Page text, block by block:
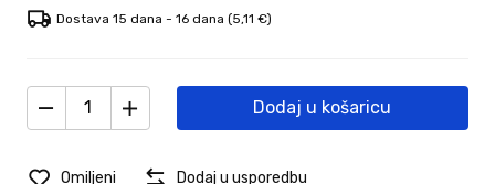
Dostava 15 dana - 16 dana (5,11 €)
Dodaj u košaricu
Omiljeni Dodaj u usporedbu